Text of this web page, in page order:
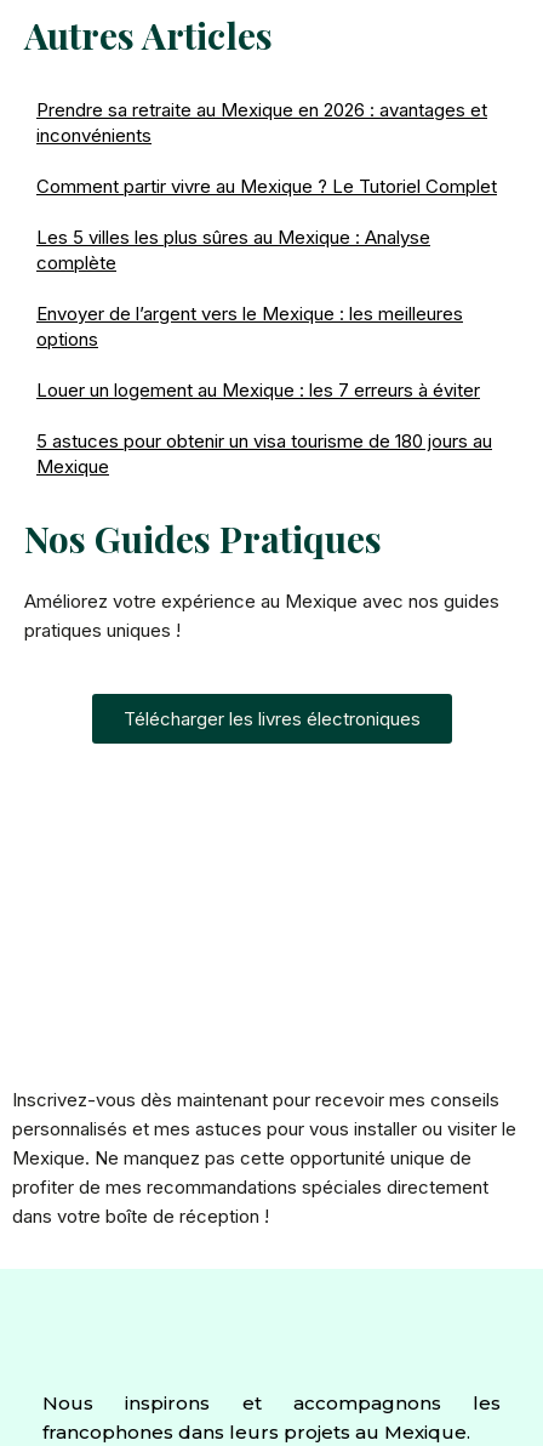
Autres Articles
Prendre sa retraite au Mexique en 2026 : avantages et
inconvénients
Comment partir vivre au Mexique ? Le Tutoriel Complet
Les 5 villes les plus sûres au Mexique : Analyse
complète
Envoyer de l’argent vers le Mexique : les meilleures
options
Louer un logement au Mexique : les 7 erreurs à éviter
5 astuces pour obtenir un visa tourisme de 180 jours au
Mexique
Nos Guides Pratiques
Améliorez votre expérience au Mexique avec nos guides
pratiques uniques !
Télécharger les livres électroniques
Inscrivez-vous dès maintenant pour recevoir mes conseils
personnalisés et mes astuces pour vous installer ou visiter le
Mexique. Ne manquez pas cette opportunité unique de
profiter de mes recommandations spéciales directement
dans votre boîte de réception !
Nous inspirons et accompagnons les
francophones dans leurs projets au Mexique.